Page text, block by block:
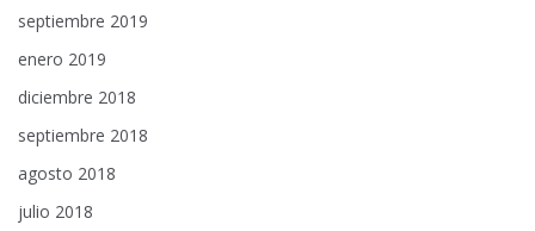
septiembre 2019
enero 2019
diciembre 2018
septiembre 2018
agosto 2018
julio 2018